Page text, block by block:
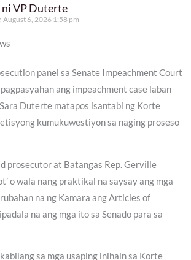
ni VP Duterte
August 6, 2026 1:58 pm
panel sa Senate Impeachment Court
ang impeachment case laban
Duterte matapos isantabi ng Korte
kumukuwestiyon sa naging proseso
prosecutor at Batangas Rep. Gerville
o wala nang praktikal na saysay ang mga
na ng Kamara ang Articles of
na ang mga ito sa Senado para sa
sa mga usaping inihain sa Korte